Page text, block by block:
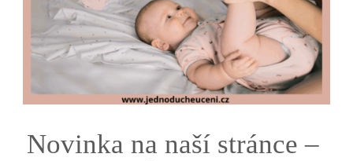
Novinka na naší stránce –